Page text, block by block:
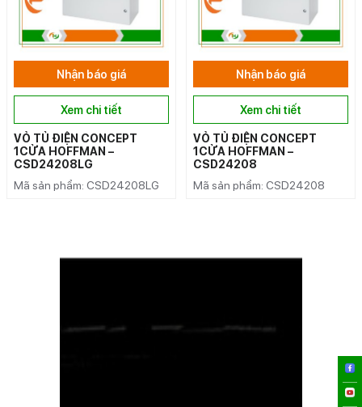
Nhận báo giá
Xem chi tiết
VỎ TỦ ĐIỆN CONCEPT
1CỬA HOFFMAN –
CSD24208LG
Mã sản phẩm: CSD24208LG
Nhận báo giá
Xem chi tiết
VỎ TỦ ĐIỆN CONCEPT
1CỬA HOFFMAN –
CSD24208
Mã sản phẩm: CSD24208